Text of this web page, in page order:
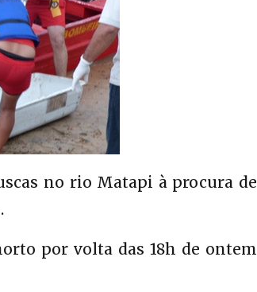
no rio Matapi à procura de
por volta das 18h de ontem